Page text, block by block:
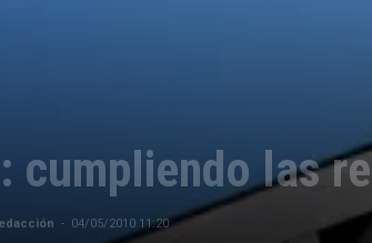
cumpliendo las
- 04/05/2010 11:20